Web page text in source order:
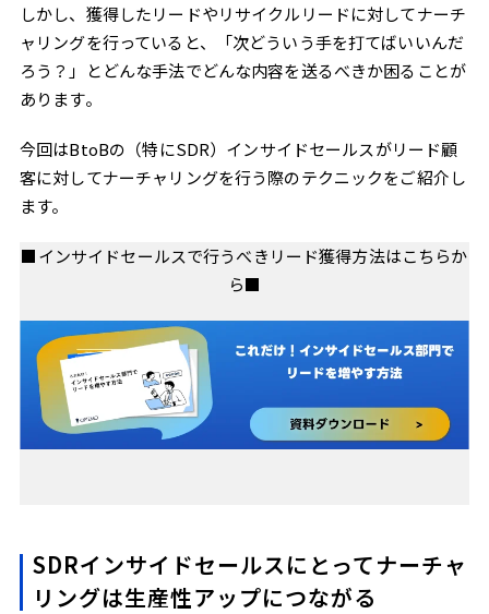
しかし、獲得したリードやリサイクルリードに対してナーチ
ャリングを行っていると、「次どういう手を打てばいいんだ
ろう？」とどんな手法でどんな内容を送るべきか困ることが
あります。
今回はBtoBの（特にSDR）インサイドセールスがリード顧
客に対してナーチャリングを行う際のテクニックをご紹介し
ます。
■インサイドセールスで行うべきリード獲得方法はこちらか
ら■
SDRインサイドセールスにとってナーチャ
リングは生産性アップにつながる